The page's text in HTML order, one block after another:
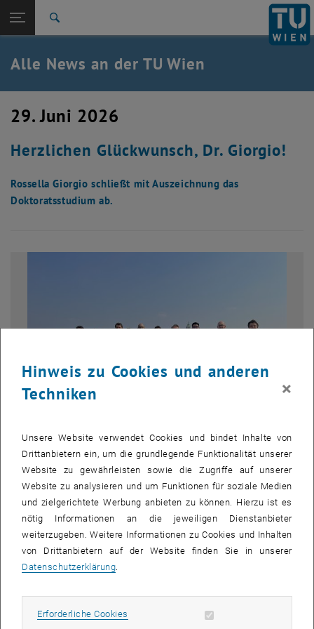
TU Login
Quicklinks
Quicklinks-Menü umschalten
Studium
Karriere
Zurück: Subseiten von TU Wien Startseite auflisten
Zurück zur letzten Ebene:
TU Wien Startseite
Übersicht
Alle News an der TU Wien
29. Juni 2026
Herzlichen Glückwunsch, Dr. Giorgio!
Rossella Giorgio schließt mit Auszeichnung das
Doktoratsstudium ab.
Bild
Arbeitsgruppe Prof. Davoli
Effekte auf mittleren und langen Reichweiten spielen eine
wesentliche Rolle bei der mathematischen Modellierung
verschiedenster Phänomene – von biologischen Anwendungen bis
grundlegenden Fragestellungen im Bereich nichtlokaler
Hinweis zu Cookies und anderen
Techniken
×
Unsere Website verwendet Cookies und bindet Inhalte von
Drittanbietern ein, um die grundlegende Funktionalität unserer
Website zu gewährleisten sowie die Zugriffe auf unserer
Website zu analysieren und um Funktionen für soziale Medien
und zielgerichtete Werbung anbieten zu können. Hierzu ist es
nötig Informationen an die jeweiligen Dienstanbieter
weiterzugeben. Weitere Informationen zu Cookies und Inhalten
von Drittanbietern auf der Website finden Sie in unserer
Datenschutzerklärung.
Erforderliche Cookies Erforderliche Cookies zulassen